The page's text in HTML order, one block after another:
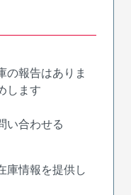
の報告はありま
します
い合わせる
庫情報を提供し